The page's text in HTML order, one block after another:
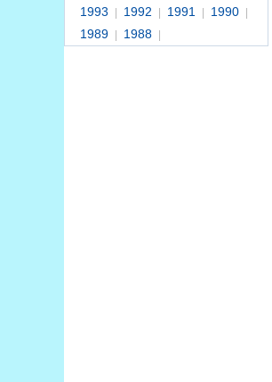
1993 1992 1991 1990
1989 1988